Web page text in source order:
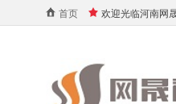
首页 欢迎光临河南网